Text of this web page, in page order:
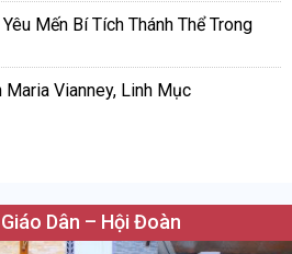
Mến Bí Tích Thánh Thể Trong
Maria Vianney, Linh Mục
Dân – Hội Đoàn